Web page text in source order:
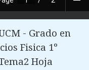
- Grado en
Fisica 1º
Hoja